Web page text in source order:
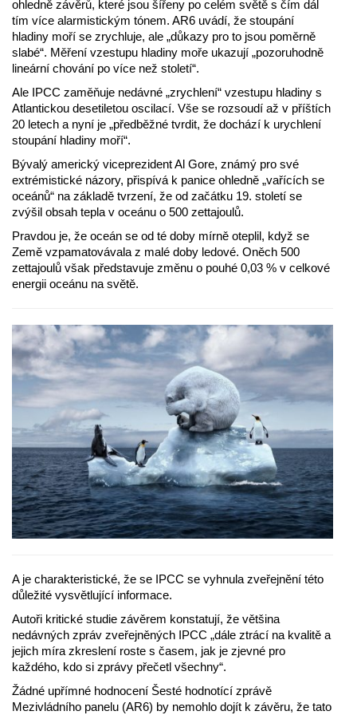
ohledně závěrů, které jsou šířeny po celém světě s čím dál
tím více alarmistickým tónem. AR6 uvádí, že stoupání
hladiny moří se zrychluje, ale „důkazy pro to jsou poměrně
slabé“. Měření vzestupu hladiny moře ukazují „pozoruhodně
lineární chování po více než století“.
Ale IPCC zaměňuje nedávné „zrychlení“ vzestupu hladiny s
Atlantickou desetiletou oscilací. Vše se rozsoudí až v příštích
20 letech a nyní je „předběžné tvrdit, že dochází k urychlení
stoupání hladiny moří“.
Bývalý americký viceprezident Al Gore, známý pro své
extrémistické názory, přispívá k panice ohledně „vařících se
oceánů“ na základě tvrzení, že od začátku 19. století se
zvýšil obsah tepla v oceánu o 500 zettajoulů.
Pravdou je, že oceán se od té doby mírně oteplil, když se
Země vzpamatovávala z malé doby ledové. Oněch 500
zettajoulů však představuje změnu o pouhé 0,03 % v celkové
energii oceánu na světě.
A je charakteristické, že se IPCC se vyhnula zveřejnění této
důležité vysvětlující informace.
Autoři kritické studie závěrem konstatují, že většina
nedávných zpráv zveřejněných IPCC „dále ztrácí na kvalitě a
jejich míra zkreslení roste s časem, jak je zjevné pro
každého, kdo si zprávy přečetl všechny“.
Žádné upřímné hodnocení Šesté hodnotící zprávě
Mezivládního panelu (AR6) by nemohlo dojít k závěru, že tato